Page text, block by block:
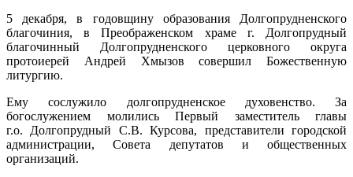
5 декабря, в годовщину образования Долгопрудненского
благочиния, в Преображенском храме г. Долгопрудный
благочинный Долгопрудненского церковного округа
протоиерей Андрей Хмызов совершил Божественную
литургию.
Ему сослужило долгопрудненское духовенство. За
богослужением молились Первый заместитель главы
г.о. Долгопрудный С.В. Курсова, представители городской
администрации, Совета депутатов и общественных
организаций.